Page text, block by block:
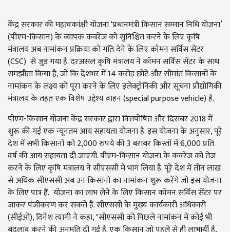
केंद्र सरकार की महत्वकांक्षी योजना ‘प्रधानमंत्री किसान सम्मान निधि योजना’
(पीएम-किसान) के व्यापक कवरेज को सुनिश्चित करने के लिए कृषि
मंत्रालय अब नामांकन प्रक्रिया को गति देने के लिए कॉमन सर्विस सेंटर
(CSC) से जुड़ गया है. दरअसल कृषि मंत्रालय ने कॉमन सर्विस सेंटर के साथ
समझौता किया है, जो कि देशभर में 14 करोड़ छोटे और सीमांत किसानों के
नामांकन के लक्ष्य को पूरा करने के लिए इलेक्ट्रॉनिकी और सूचना प्रौद्योगिकी
मंत्रालय के तहत एक विशेष उद्देश्य वाहन (special purpose vehicle) है.
पीएम-किसान योजना केंद्र सरकार द्वारा वित्तपोषित और दिसंबर 2018 में
शुरू की गई एक न्यूनतम आय सहायता योजना है. इस योजना के अनुसार, पूरे
देश में सभी किसानों को 2,000 रुपये की 3 बराबर किस्तों में 6,000 प्रति
वर्ष की आय सहायता दी जाएगी. पीएम-किसान योजना के कवरेज को तेज
करने के लिए कृषि मंत्रालय ने सीएससी में भाग लिया है. पूरे देश में तीन लाख
से अधिक सीएससी अब उन किसानों का नामांकन शुरू करेंगे जो इस योजना
के लिए पात्र हैं. योजना का लाभ लेने के लिए किसान कॉमन सर्विस सेंटर पर
जाकर पंजीकरण कर सकते है. सीएससी के मुख्य कार्यकारी अधिकारी
(सीईओ), दिनेश त्यागी ने कहा, "सीएससी को पिछले नामांकन में कोई भी